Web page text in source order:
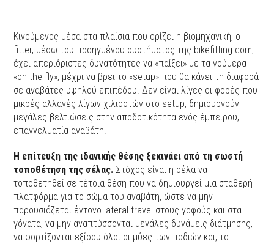
Κινούμενος μέσα στα πλαίσια που ορίζει η βιομηχανική, ο
fitter, μέσω του προηγμένου συστήματος της bikefitting.com,
έχει απεριόριστες δυνατότητες να «παίξει» με τα νούμερα
«on the fly», μέχρι να βρει το «setup» που θα κάνει τη διαφορά
σε αναβάτες υψηλού επιπέδου. Δεν είναι λίγες οι φορές που
μικρές αλλαγές λίγων χιλιοστών στο setup, δημιουργούν
μεγάλες βελτιώσεις στην αποδοτικότητα ενός έμπειρου,
επαγγελματία αναβάτη.
Η επίτευξη της ιδανικής θέσης ξεκινάει από τη σωστή
τοποθέτηση της σέλας. Στόχος είναι η σέλα να
τοποθετηθεί σε τέτοια θέση που να δημιουργεί μια σταθερή
πλατφόρμα για το σώμα του αναβάτη, ώστε να μην
παρουσιάζεται έντονο lateral travel στους γοφούς και στα
γόνατα, να μην αναπτύσσονται μεγάλες δυνάμεις διάτμησης,
να φορτίζονται εξίσου όλοι οι μύες των ποδιών και, το